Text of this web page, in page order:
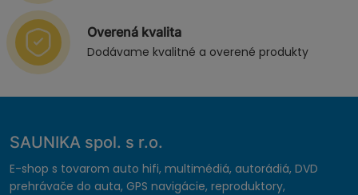
Overená kvalita
Dodávame kvalitné a overené produkty
SAUNIKA spol. s r.o.
E-shop s tovarom auto hifi, multimédiá, autorádiá, DVD
prehrávače do auta, GPS navigácie, reproduktory,